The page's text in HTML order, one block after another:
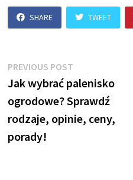
SHARE TWEET
Nawigacja
wpisu
PREVIOUS POST
post:
Jak wybrać palenisko
ogrodowe? Sprawdź
rodzaje, opinie, ceny,
porady!